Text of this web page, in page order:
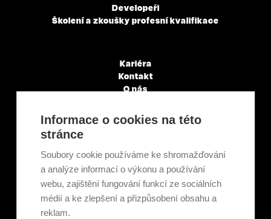
Developeři
Školení a zkoušky profesní kvalifikace
Kariéra
Kontakt
O nás
Články a novinky
GDPR & Cookies
Ekologická recyklace
Projekty EU
Intranet - Přihlášení
Přihlášení
Informace o cookies na této
stránce
Soubory cookie používáme ke shromažďování
a analýze informací o výkonu a používání
webu, zajištění fungování funkcí ze sociálních
médií a ke zlepšení a přizpůsobení obsahu a
reklam.